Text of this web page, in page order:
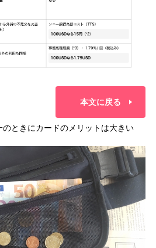
本文に戻る
ときにカードのメリットは大きい